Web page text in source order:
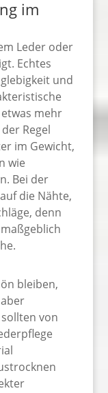
im
Leder oder
Echtes
und
mehr
Regel
im Gewicht,
wie
Bei der
die Nähte,
denn
bleiben,
von